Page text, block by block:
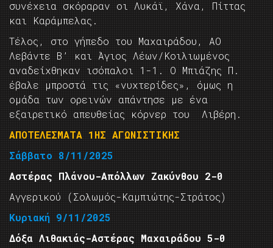
συνέχεια σκόραραν οι Λυκάϊ, Χάνα, Πίττας
και Καράμπελας.
Τέλος, στο γήπεδο του Μαχαιράδου, ΑΟ
Λεβάντε Β’ και Άγιος Λέων/Κοιλιωμένος
αναδείχθηκαν ισόπαλοι 1-1. Ο Μπιάζης Π.
έβαλε μπροστά τις «νυχτερίδες», όμως η
ομάδα των ορεινών απάντησε με ένα
εξαιρετικό απευθείας κόρνερ του Λιβέρη.
AΠΟΤΕΛΕΣΜΑΤΑ 1ΗΣ ΑΓΩΝΙΣΤΙΚΗΣ
Σάββατο 8/11/2025
Αστέρας Πλάνου-Απόλλων Ζακύνθου 2-0
Αγγερικού (Σολωμός-Καμπιώτης-Στράτος)
Κυριακή 9/11/2025
Δόξα Λιθακιάς-Αστέρας Μαχαιράδου 5-0